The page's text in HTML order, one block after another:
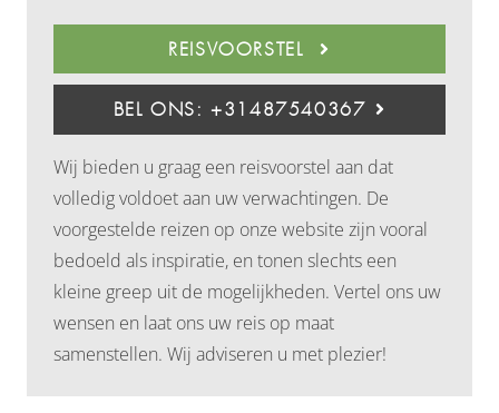
REISVOORSTEL
BEL ONS: +31487540367
Wij bieden u graag een reisvoorstel aan dat
volledig voldoet aan uw verwachtingen. De
voorgestelde reizen op onze website zijn vooral
bedoeld als inspiratie, en tonen slechts een
kleine greep uit de mogelijkheden. Vertel ons uw
wensen en laat ons uw reis op maat
samenstellen. Wij adviseren u met plezier!